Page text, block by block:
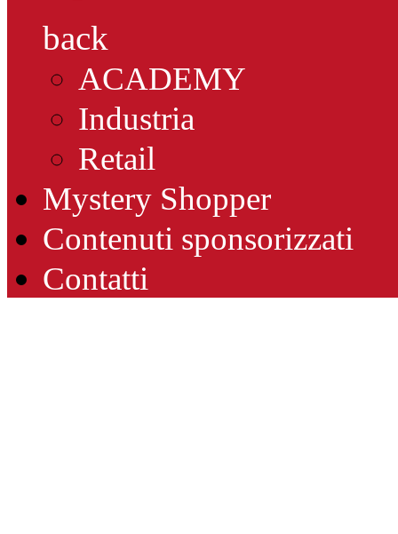
back
ACADEMY
Industria
Retail
Mystery Shopper
Contenuti sponsorizzati
Contatti